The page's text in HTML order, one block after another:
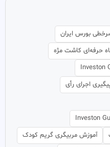
بورس ایران
حرفه‌ای کاشت مژه
Investon
اجرای رأی
Investon
آموزش مربیگری گریم کودک